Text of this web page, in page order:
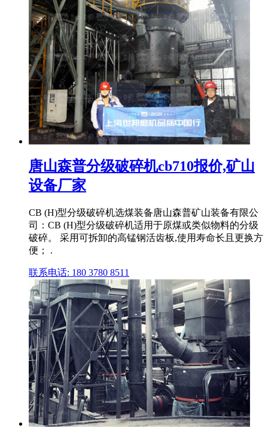
唐山森普分级破碎机cb710报价,矿山
设备厂家
CB (H)型分级破碎机选煤装备唐山森普矿山装备有限公
司：CB (H)型分级破碎机适用于原煤或类似物料的分级
破碎。 采用可拆卸的高锰钢活齿板,使用寿命长且更换方
便； .
联系电话: 180 3780 8511